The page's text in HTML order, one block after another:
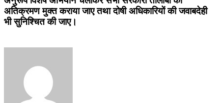
अतिक्रमण मुक्त कराया जाए तथा दोषी अधिकारियों की जवाबदेही
भी सुनिश्चित की जाए।